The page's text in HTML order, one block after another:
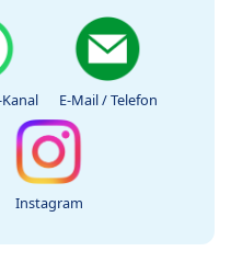
E-Mail / Telefon
Instagram